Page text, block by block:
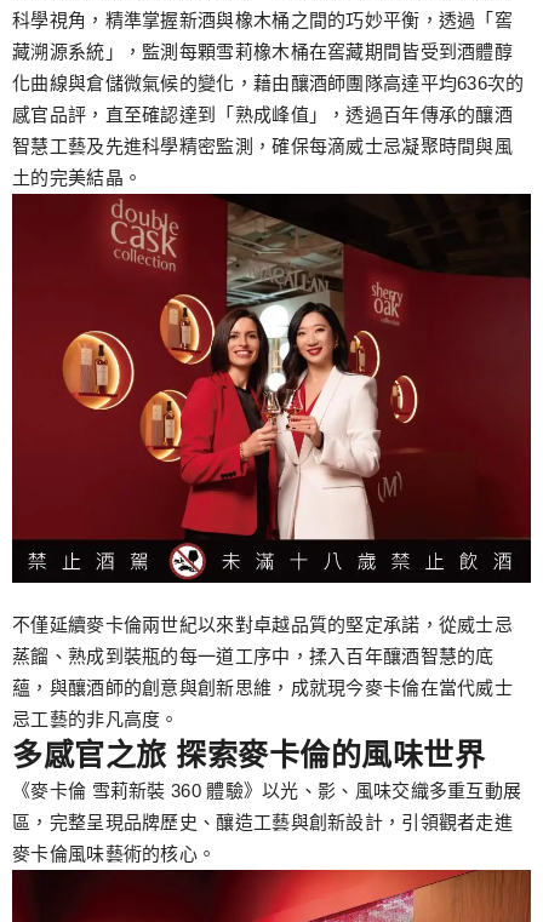
科學視角，精準掌握新酒與橡木桶之間的巧妙平衡，透過「窖
藏溯源系統」，監測每顆雪莉橡木桶在窖藏期間皆受到酒體醇
化曲線與倉儲微氣候的變化，藉由釀酒師團隊高達平均636次的
感官品評，直至確認達到「熟成峰值」，透過百年傳承的釀酒
智慧工藝及先進科學精密監測，確保每滴威士忌凝聚時間與風
土的完美結晶。
不僅延續麥卡倫兩世紀以來對卓越品質的堅定承諾，從威士忌
蒸餾、熟成到裝瓶的每一道工序中，揉入百年釀酒智慧的底
蘊，與釀酒師的創意與創新思維，成就現今麥卡倫在當代威士
忌工藝的非凡高度。
多感官之旅 探索麥卡倫的風味世界
《麥卡倫 雪莉新裝 360 體驗》以光、影、風味交織多重互動展
區，完整呈現品牌歷史、釀造工藝與創新設計，引領觀者走進
麥卡倫風味藝術的核心。